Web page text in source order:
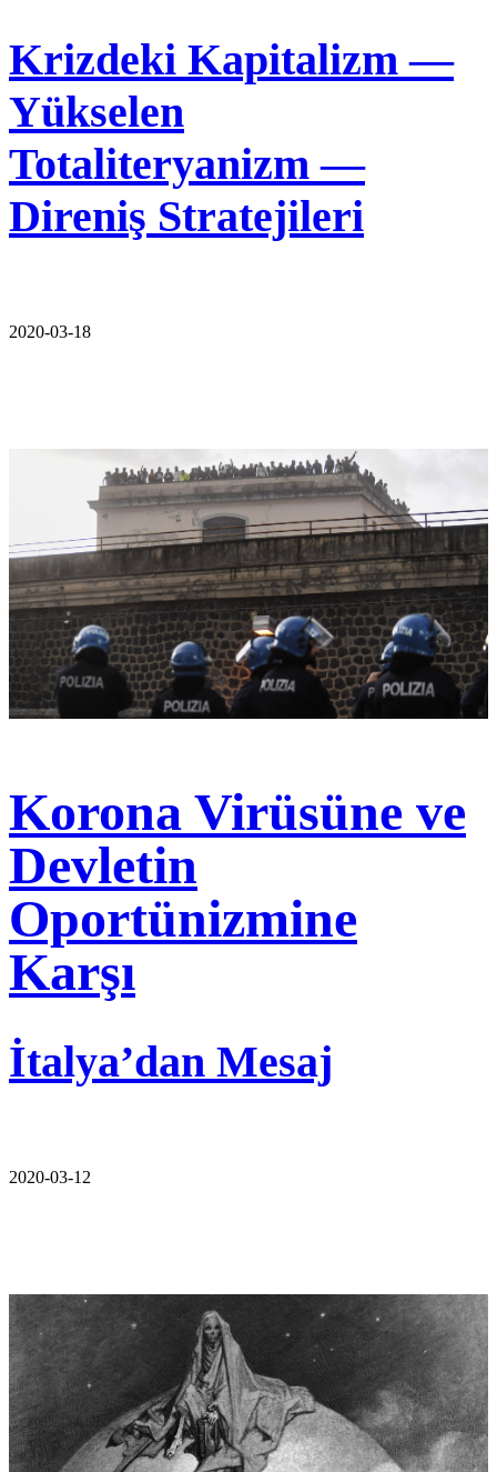
Krizdeki Kapitalizm —
Yükselen
Totaliteryanizm —
Direniş Stratejileri
2020-03-18
Korona Virüsüne ve
Devletin
Oportünizmine
Karşı
İtalya’dan Mesaj
2020-03-12